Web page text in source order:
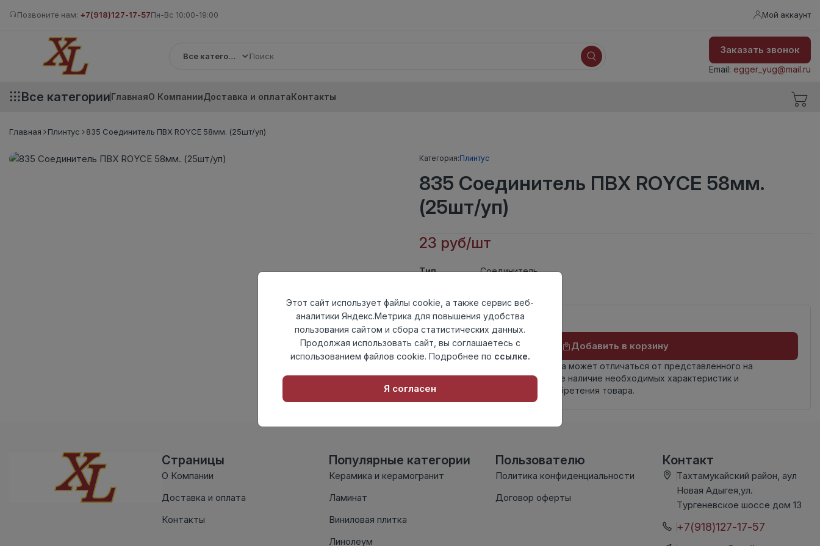
Позвоните нам: +7(918)127-17-57Пн-Вс 10:00-19:00 Мой аккаунт
Все категории
Заказать звонок
Email: egger_yug@mail.ru
Все категорииГлавнаяО КомпанииДоставка и оплатаКонтакты
Главная Плинтус 835 Соединитель ПВХ ROYCE 58мм. (25шт/уп)
Категория:Плинтус
835 Соединитель ПВХ ROYCE 58мм.
(25шт/уп)
23 руб/шт
Тип
Соединитель
Материал
59 шт
Добавить в корзину
Внимание! Внешний вид товара может отличаться от представленного на
настоящем сайте. Проверяйте наличие необходимых характеристик и
комплектации в момент приобретения товара.
Страницы
О Компании
Доставка и оплата
Контакты
Популярные категории
Керамика и керамогранит
Ламинат
Виниловая плитка
Линолеум
Пользователю
Политика конфиденциальности
Договор оферты
Контакт
Тахтамукайский район, аул
Новая Адыгея,ул.
Тургеневское шоссе дом 13
+7(918)127-17-57
Этот сайт использует файлы cookie, а также сервис веб-
аналитики Яндекс.Метрика для повышения удобства
пользования сайтом и сбора статистических данных.
Продолжая использовать сайт, вы соглашаетесь с
использованием файлов cookie. Подробнее по ссылке.
Я согласен